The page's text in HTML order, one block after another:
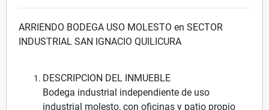
ARRIENDO BODEGA USO MOLESTO en SECTOR
INDUSTRIAL SAN IGNACIO QUILICURA
DESCRIPCION DEL INMUEBLE
Bodega industrial independiente de uso
industrial molesto, con oficinas y patio propio